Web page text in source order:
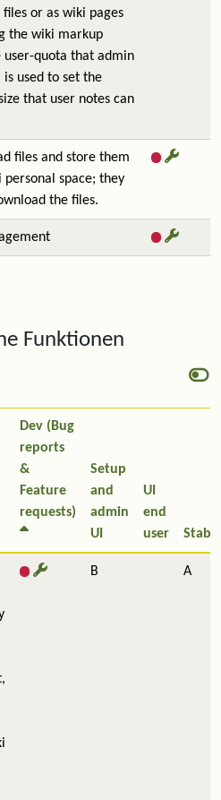
or as wiki pages
the wiki markup
user-quota that admin
used to set the
that user notes can
files and store them
space; they
the files.
Funktionen
Dev (Bug
reports
&
Feature
requests)
Setup
and
admin
UI
UI
end
user
B A